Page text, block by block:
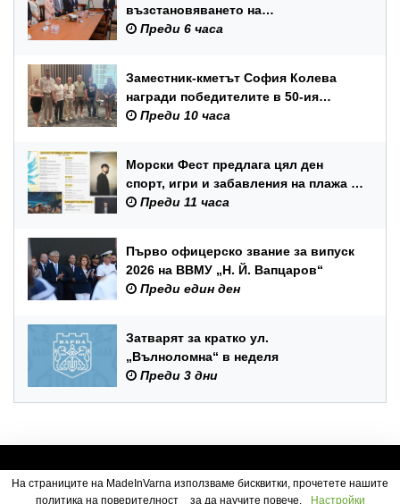
възстановяването на
Международния балетен конкурс –
Преди 6 часа
Заместник-кметът София Колева
награди победителите в 50-ия
юбилеен международен бридж
Преди 10 часа
Морски Фест предлага цял ден
спорт, игри и забавления на плажа в
Аспарухово
Преди 11 часа
Първо офицерско звание за випуск
2026 на ВВМУ „Н. Й. Вапцаров“
Преди един ден
Затварят за кратко ул.
„Вълноломна“ в неделя
Преди 3 дни
На страниците на MadeInVarna използваме бисквитки, прочетете нашите
политика на поверителност
за да научите повече. Настройки